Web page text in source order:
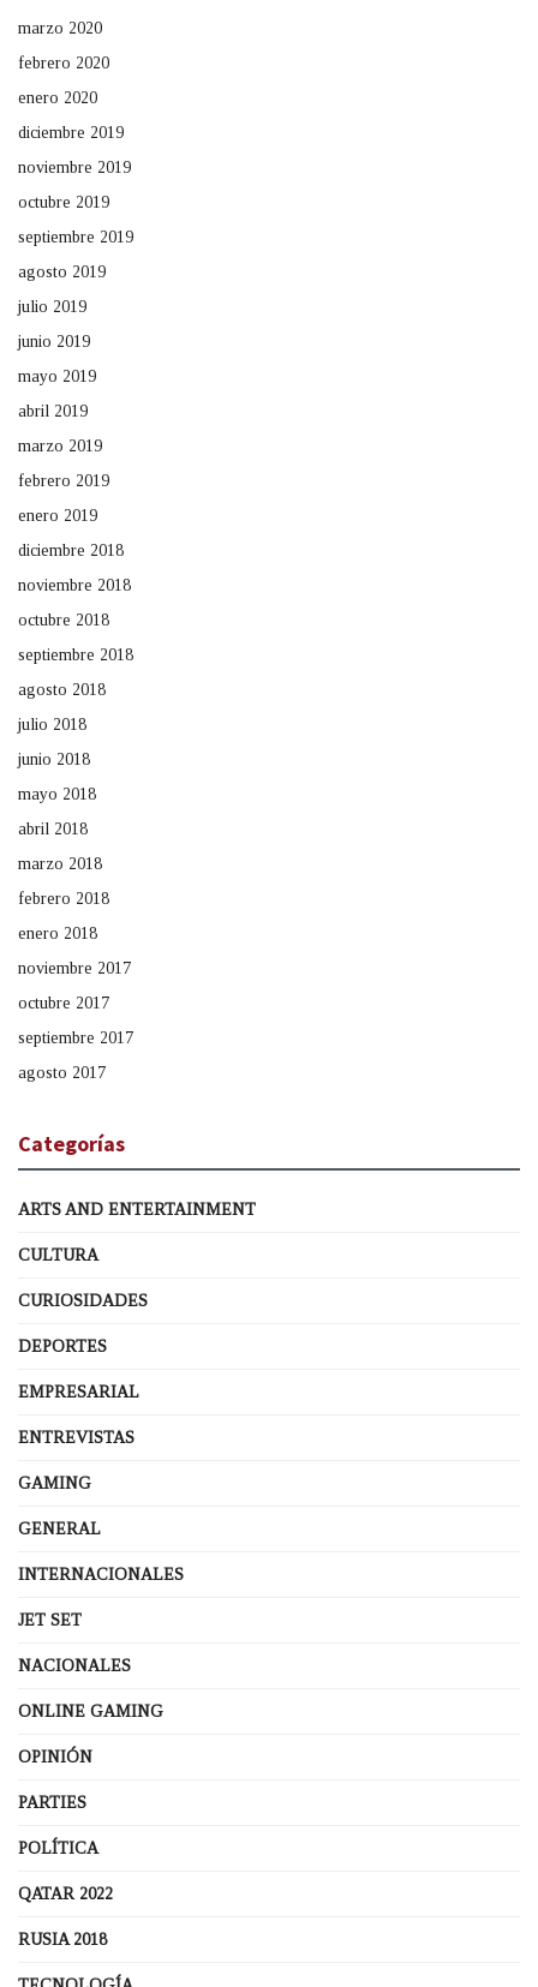
marzo 2020
febrero 2020
enero 2020
diciembre 2019
noviembre 2019
octubre 2019
septiembre 2019
agosto 2019
julio 2019
junio 2019
mayo 2019
abril 2019
marzo 2019
febrero 2019
enero 2019
diciembre 2018
noviembre 2018
octubre 2018
septiembre 2018
agosto 2018
julio 2018
junio 2018
mayo 2018
abril 2018
marzo 2018
febrero 2018
enero 2018
noviembre 2017
octubre 2017
septiembre 2017
agosto 2017
Categorías
ARTS AND ENTERTAINMENT
CULTURA
CURIOSIDADES
DEPORTES
EMPRESARIAL
ENTREVISTAS
GAMING
GENERAL
INTERNACIONALES
JET SET
NACIONALES
ONLINE GAMING
OPINIÓN
PARTIES
POLÍTICA
QATAR 2022
RUSIA 2018